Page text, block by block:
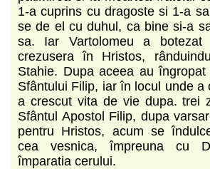
1-a cuprins cu dragoste si 1-a
se de el cu duhul, ca bine si-a
sa. Iar Vartolomeu a
crezusera în Hristos,
Stahie. Dupa aceea au
Sfântului Filip, iar în locul unde a
a crescut vita de vie dupa. trei
Sfântul Apostol Filip, dupa
pentru Hristos, acum se
cea vesnica, împreuna cu
împaratia cerului.